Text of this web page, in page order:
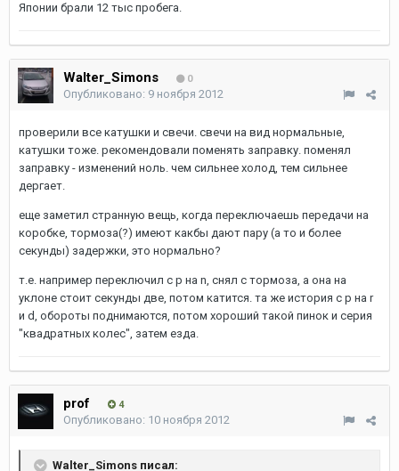
Японии брали 12 тыс пробега.
Walter_Simons 0
Опубликовано: 9 ноября 2012
проверили все катушки и свечи. свечи на вид нормальные,
катушки тоже. рекомендовали поменять заправку. поменял
заправку - изменений ноль. чем сильнее холод, тем сильнее
дергает.
еще заметил странную вещь, когда переключаешь передачи на
коробке, тормоза(?) имеют какбы дают пару (а то и более
секунды) задержки, это нормально?
т.е. например переключил с p на n, снял с тормоза, а она на
уклоне стоит секунды две, потом катится. та же история с p на r
и d, обороты поднимаются, потом хороший такой пинок и серия
"квадратных колес", затем езда.
prof 4
Опубликовано: 10 ноября 2012
Walter_Simons писал: